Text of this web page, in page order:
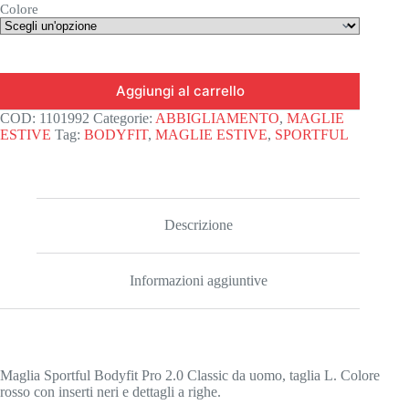
Colore
Aggiungi al carrello
COD: 1101992 Categorie: ABBIGLIAMENTO, MAGLIE
ESTIVE Tag: BODYFIT, MAGLIE ESTIVE, SPORTFUL
Descrizione
Informazioni aggiuntive
Maglia Sportful Bodyfit Pro 2.0 Classic da uomo, taglia L. Colore
rosso con inserti neri e dettagli a righe.